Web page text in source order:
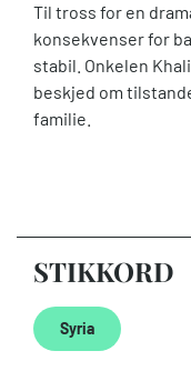
Til tross for en
konsekvenser for
stabil. Onkelen
beskjed om
familie.
STIKKORD
Syria